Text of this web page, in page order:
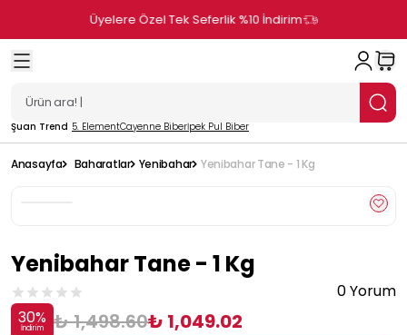
Üyelere Özel Tek Seferlik %10 İndirim
Şuan Trend 5. ElementCayenne Biberİpek Pul Biber
Anasayfa Baharatlar Yenibahar Yenibahar Tane - 1 Kg
Yenibahar Tane - 1 Kg
0 Yorum
30%
İndirim ₺ 1,498.60₺ 1,049.02